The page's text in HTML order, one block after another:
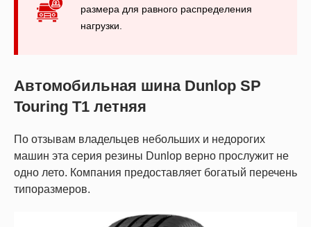
размера для равного распределения
нагрузки.
Автомобильная шина Dunlop SP
Touring T1 летняя
По отзывам владельцев небольших и недорогих
машин эта серия резины Dunlop верно прослужит не
одно лето. Компания предоставляет богатый перечень
типоразмеров.